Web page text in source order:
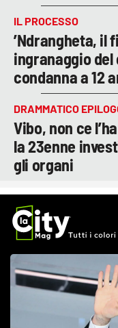
IL PROCESSO
’Ndrangheta, il
ingranaggio
condanna a 12
DRAMMATICO
Vibo, non ce
la 23enne
gli organi